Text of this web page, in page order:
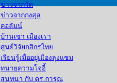
ข่าวจากวัด
ข่าวจากกงสุล
คอลัมน์
บ้านเขา เมืองเรา
ศูนย์วิจัยกสิกรไทย
เรียนรู้เมื่ออยู่เมืองลุงแซม
ทนายความโจอี้
สนทนา กับ ดร.การุณ